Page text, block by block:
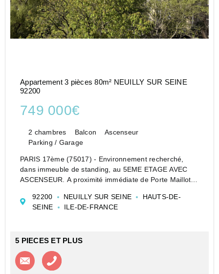
Appartement 3 pièces 80m² NEUILLY SUR SEINE
92200
749 000€
2 chambres Balcon
Ascenseur
Parking / Garage
PARIS 17ème (75017) - Environnement recherché,
dans immeuble de standing, au 5EME ETAGE AVEC
ASCENSEUR. A proximité immédiate de Porte Maillot et
près de 75 m2 (73,35 m² carrez + 3 balcons) séduit
immédia...
92200 NEUILLY SUR SEINE
HAUTS-DE-
SEINE
ILE-DE-FRANCE
5 PIECES ET PLUS
Contacter l'agence